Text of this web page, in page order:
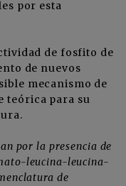
por esta
de fosfito de
de nuevos
mecanismo de
teórica para su
por la presencia de
leucina-leucina-
de